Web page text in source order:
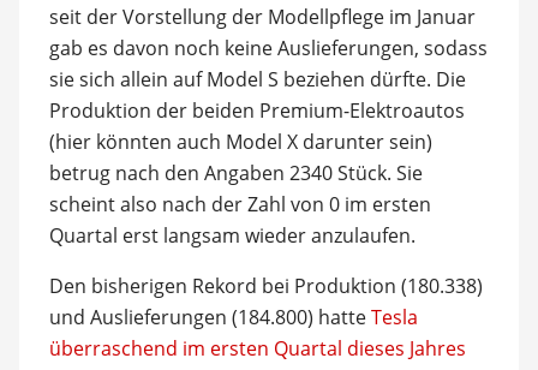
seit der Vorstellung der Modellpflege im Januar
gab es davon noch keine Auslieferungen, sodass
sie sich allein auf Model S beziehen dürfte. Die
Produktion der beiden Premium-Elektroautos
(hier könnten auch Model X darunter sein)
betrug nach den Angaben 2340 Stück. Sie
scheint also nach der Zahl von 0 im ersten
Quartal erst langsam wieder anzulaufen.
Den bisherigen Rekord bei Produktion (180.338)
und Auslieferungen (184.800) hatteTesla
überraschend im ersten Quartal dieses Jahres